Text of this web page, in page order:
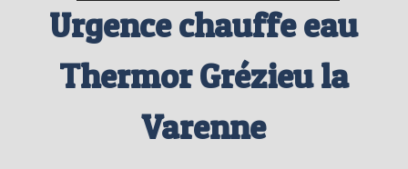
Urgence chauffe eau
Thermor Grézieu la
Varenne